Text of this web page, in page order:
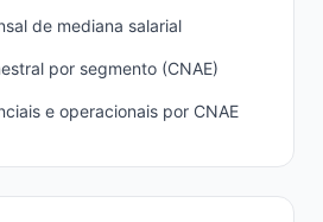
de mediana salarial
por segmento (CNAE)
e operacionais por CNAE